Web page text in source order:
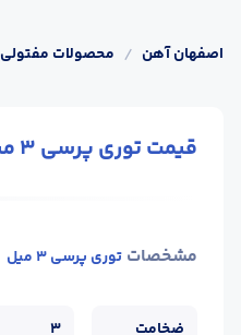
اصفهان آهن / محصولات مفتولی
قیمت توری پرسی 3 میل
مشخصات توری پرسی 3 میل
ضخامت
3